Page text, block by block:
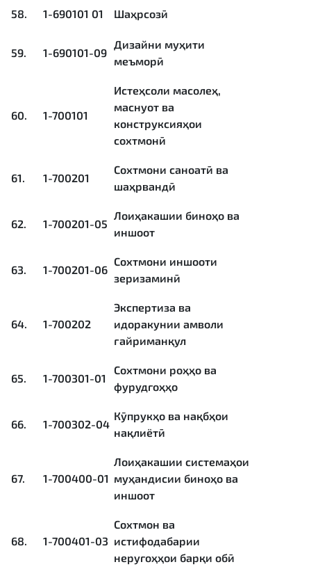
58. 1-690101 01 Шаҳрсозӣ
59. 1-690101-09
Дизайни муҳити
меъморӣ
60. 1-700101
Истеҳсоли масолеҳ,
маснуот ва
конструксияҳои
сохтмонӣ
61. 1-700201
Сохтмони саноатӣ ва
шаҳрвандӣ
62. 1-700201-05
Лоиҳакашии биноҳо ва
иншоот
63. 1-700201-06
Сохтмони иншооти
зеризаминӣ
64. 1-700202
Экспертиза ва
идоракунии амволи
ғайриманқул
65. 1-700301-01
Сохтмони роҳҳо ва
фурудгоҳҳо
66. 1-700302-04
Кӯпрукҳо ва нақбҳои
нақлиётӣ
67. 1-700400-01
Лоиҳакашии системаҳои
муҳандисии биноҳо ва
иншоот
68. 1-700401-03
Сохтмон ва
истифодабарии
неругоҳҳои барқи обӣ